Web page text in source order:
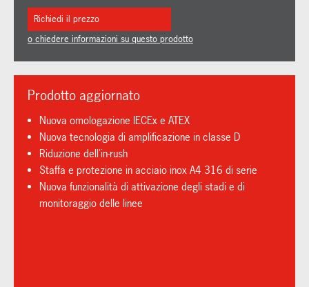
Richiedi il prezzo
o chiedere informazioni su questo prodotto
Prodotto aggiornato
Nuova omologazione IECEx e ATEX
Nuova tecnologia di amplificazione in classe D
Riduzione dell'in-rush
Staffa e protezione in acciaio inox A4 316 di serie
Nuova funzionalità di attivazione degli stadi e di
monitoraggio delle linee